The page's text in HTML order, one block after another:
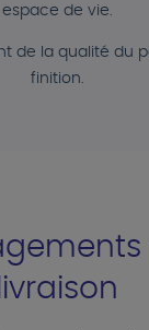
espace de vie.
de la qualité du
finition.
livraison